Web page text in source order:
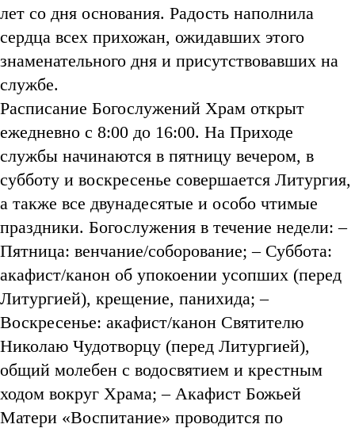
лет со дня основания. Радость наполнила
сердца всех прихожан, ожидавших этого
знаменательного дня и присутствовавших на
службе.
Расписание Богослужений Храм открыт
ежедневно с 8:00 до 16:00. На Приходе
службы начинаются в пятницу вечером, в
субботу и воскресенье совершается Литургия,
а также все двунадесятые и особо чтимые
праздники. Богослужения в течение недели: –
Пятница: венчание/соборование; – Суббота:
акафист/канон об упокоении усопших (перед
Литургией), крещение, панихида; –
Воскресенье: акафист/канон Святителю
Николаю Чудотворцу (перед Литургией),
общий молебен с водосвятием и крестным
ходом вокруг Храма; – Акафист Божьей
Матери «Воспитание» проводится по